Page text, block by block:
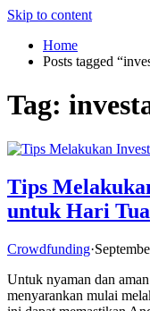
Skip to content
Home
Posts tagged
Tag:
Tips
untuk Hari Tua
Crowdfunding·
Untuk nyaman dan
menyarankan mulai